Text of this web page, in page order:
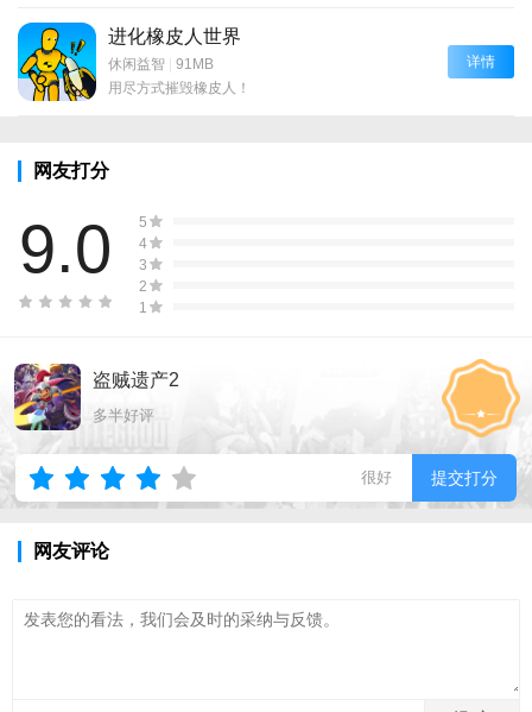
进化橡皮人世界
休闲益智 | 91MB
用尽方式摧毁橡皮人！
详情
网友打分
9.0
5
4
3
2
1
盗贼遗产2
多半好评
很好 提交打分
网友评论